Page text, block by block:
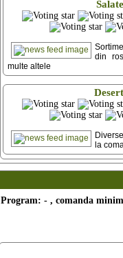
din
multe altele
la
Program: - , comanda